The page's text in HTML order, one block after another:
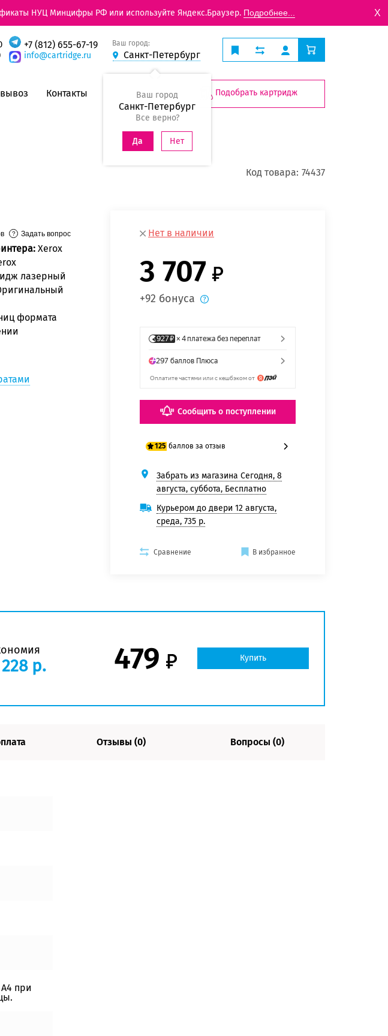
НУЦ Минцифры РФ или используйте Яндекс.Браузер. Подробнее... X
+7 (812) 655-67-19
info@cartridge.ru
Ваш город:
Санкт-Петербург
Ваш город
Санкт-Петербург
Все верно?
Да Нет
Контакты Подобрать картридж
Код товара: 74437
Задать вопрос
Xerox
лазерный
формата
Нет в наличии
3 707
+92 бонуса
Сообщить о поступлении
125 баллов за отзыв
100 баллов
125 баллов
Забрать из магазина Сегодня, 8
августа, суббота, Бесплатно
Курьером до двери 12 августа,
среда, 735 р.
Сравнение В избранное
р. 479 Купить
Отзывы (0) Вопросы (0)
при